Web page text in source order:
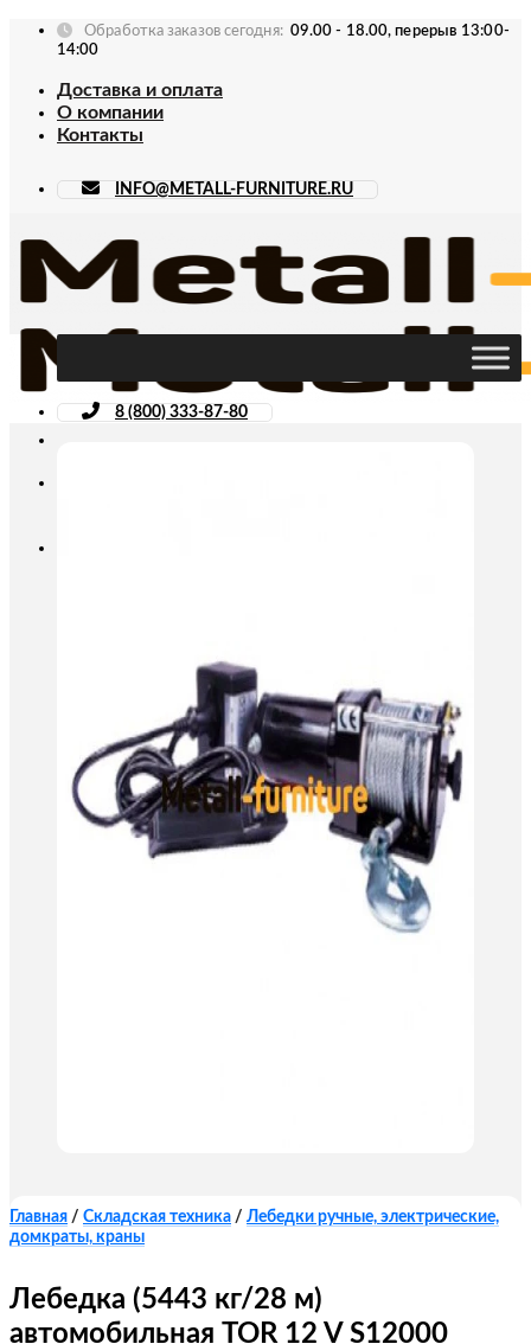
Skip
Обработка заказов сегодня: 09.00 - 18.00, перерыв 13:00-
14:00
Доставка и оплата
О компании
Контакты
INFO@METALL-FURNITURE.RU
8 (800) 333-87-80
Главная / Складская техника / Лебедки ручные, электрические,
домкраты, краны
Лебедка (5443 кг/28 м)
автомобильная TOR 12 V S12000